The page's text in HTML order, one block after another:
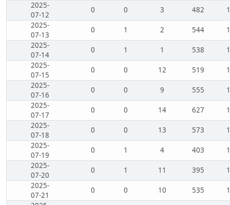
2025-
07-12
0 0 3 482
2025-
07-13
0 1 2 544
2025-
07-14
0 1 1 538
2025-
07-15
0 0 12 519
2025-
07-16
0 0 9 555
2025-
07-17
0 0 14 627
2025-
07-18
0 0 13 573
2025-
07-19
0 1 4 403
2025-
07-20
0 1 11 395
2025-
07-21
0 0 10 535